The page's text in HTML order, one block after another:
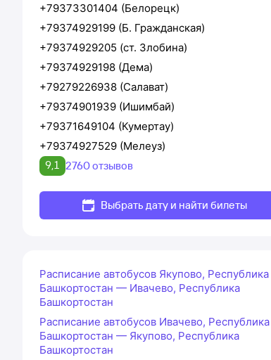
+79373301404 (Белорецк)
+79374929199 (Б. Гражданская)
+79374929205 (ст. Злобина)
+79374929198 (Дема)
+79279226938 (Салават)
+79374901939 (Ишимбай)
+79371649104 (Кумертау)
+79374927529 (Мелеуз)
9,1 2760 отзывов
Выбрать дату и найти билеты
Расписание автобусов Якупово, Республика
Башкортостан — Ивачево, Республика
Башкортостан
Расписание автобусов Ивачево, Республика
Башкортостан — Якупово, Республика
Башкортостан